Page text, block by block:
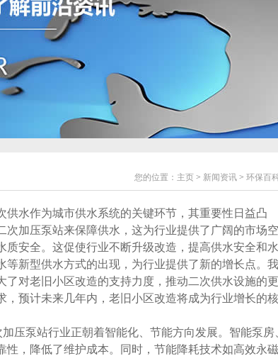
您的位置： 主页 > 新闻资讯 > 环保百
水作为城市供水系统的关键环节，其重要性日益凸
加压泵站来保障供水，这为行业提供了广阔的市场空
安全。这促使行业不断升级改造，提高供水安全和水
新型供水方式的出现，为行业提供了新的增长点。我
对老旧小区改造的支持力度，推动二次供水设施的更
预计未来几年内，老旧小区改造将成为行业增长的核
压泵站行业正朝着智能化、节能方向发展。智能泵房
，降低了维护成本。同时，节能降耗技术如高效永磁